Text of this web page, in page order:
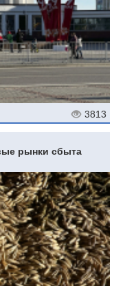
3813
рынки сбыта